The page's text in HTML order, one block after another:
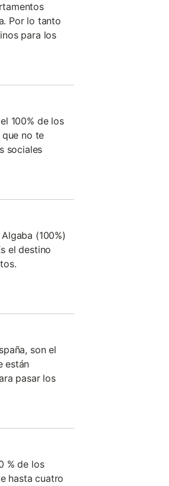
Por lo tanto
para los
100% de los
no te
sociales
(100%)
el destino
son el
están
pasar los
% de los
hasta cuatro